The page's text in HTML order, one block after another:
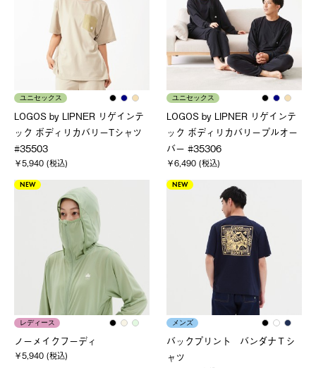
ユニセックス
LOGOS by LIPNER リゲインテ
ック ボディリカバリーTシャツ
#35503
￥5,940 (税込)
ユニセックス
LOGOS by LIPNER リゲインテ
ック ボディリカバリープルオー
バー #35306
￥6,490 (税込)
NEW
レディース
ノーメイクフーディ
￥5,940 (税込)
NEW
メンズ
バックプリント バンダナＴシ
ャツ